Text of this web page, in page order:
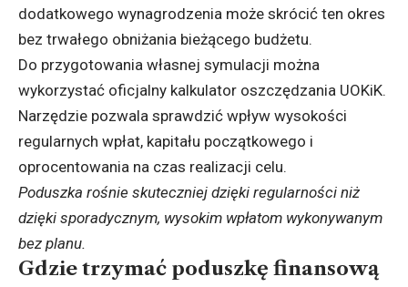
dodatkowego wynagrodzenia może skrócić ten okres
bez trwałego obniżania bieżącego budżetu.
Do przygotowania własnej symulacji można
wykorzystać oficjalny kalkulator oszczędzania UOKiK.
Narzędzie pozwala sprawdzić wpływ wysokości
regularnych wpłat, kapitału początkowego i
oprocentowania na czas realizacji celu.
Poduszka rośnie skuteczniej dzięki regularności niż
dzięki sporadycznym, wysokim wpłatom wykonywanym
bez planu.
Gdzie trzymać poduszkę finansową